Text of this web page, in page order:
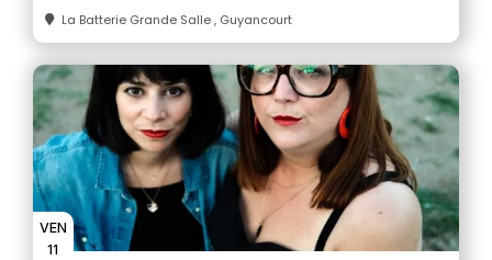
La Batterie Grande Salle , Guyancourt
VEN
11